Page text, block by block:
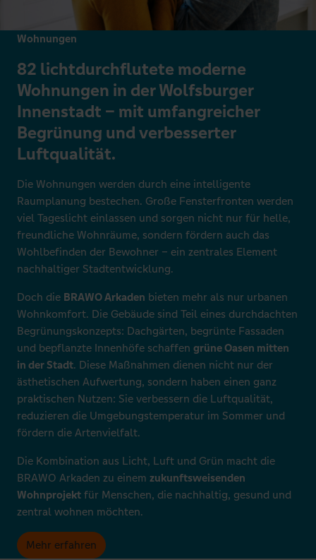
Wohnungen
82 lichtdurchflutete moderne
Wohnungen in der Wolfsburger
Innenstadt – mit umfangreicher
Begrünung und verbesserter
Luftqualität.
Die Wohnungen werden durch eine intelligente
Raumplanung bestechen. Große Fensterfronten werden
viel Tageslicht einlassen und sorgen nicht nur für helle,
freundliche Wohnräume, sondern fördern auch das
Wohlbefinden der Bewohner – ein zentrales Element
nachhaltiger Stadtentwicklung.
Doch die BRAWO Arkaden bieten mehr als nur urbanen
Wohnkomfort. Die Gebäude sind Teil eines durchdachten
Begrünungskonzepts: Dachgärten, begrünte Fassaden
und bepflanzte Innenhöfe schaffen grüne Oasen mitten
in der Stadt. Diese Maßnahmen dienen nicht nur der
ästhetischen Aufwertung, sondern haben einen ganz
praktischen Nutzen: Sie verbessern die Luftqualität,
reduzieren die Umgebungstemperatur im Sommer und
fördern die Artenvielfalt.
Die Kombination aus Licht, Luft und Grün macht die
BRAWO Arkaden zu einem zukunftsweisenden
Wohnprojekt für Menschen, die nachhaltig, gesund und
zentral wohnen möchten.
Mehr erfahren